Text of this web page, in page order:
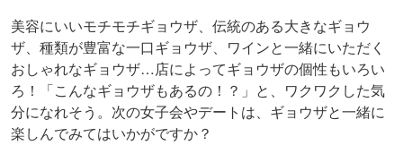
美容にいいモチモチギョウザ、伝統のある大きなギョウ
ザ、種類が豊富な一口ギョウザ、ワインと一緒にいただく
おしゃれなギョウザ…店によってギョウザの個性もいろい
ろ！「こんなギョウザもあるの！？」と、ワクワクした気
分になれそう。次の女子会やデートは、ギョウザと一緒に
楽しんでみてはいかがですか？